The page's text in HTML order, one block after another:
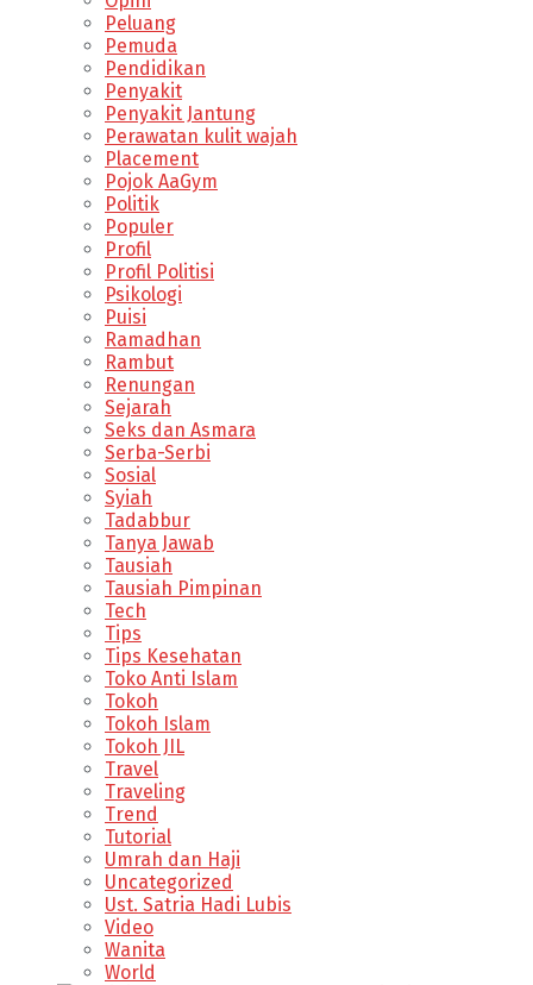
Peluang
Pemuda
Pendidikan
Penyakit
Penyakit Jantung
Perawatan kulit wajah
Placement
Pojok AaGym
Politik
Populer
Profil
Profil Politisi
Psikologi
Puisi
Ramadhan
Rambut
Renungan
Sejarah
Seks dan Asmara
Serba-Serbi
Sosial
Syiah
Tadabbur
Tanya Jawab
Tausiah
Tausiah Pimpinan
Tech
Tips
Tips Kesehatan
Toko Anti Islam
Tokoh
Tokoh Islam
Tokoh JIL
Travel
Traveling
Trend
Tutorial
Umrah dan Haji
Uncategorized
Ust. Satria Hadi Lubis
Video
Wanita
World